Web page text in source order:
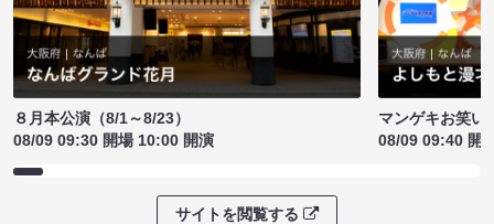
８月本公演（8/1～8/23）
08/09 09:30 開場 10:00 開演
マンゲキお笑い
08/09 09:40 開
サイトを閲覧する